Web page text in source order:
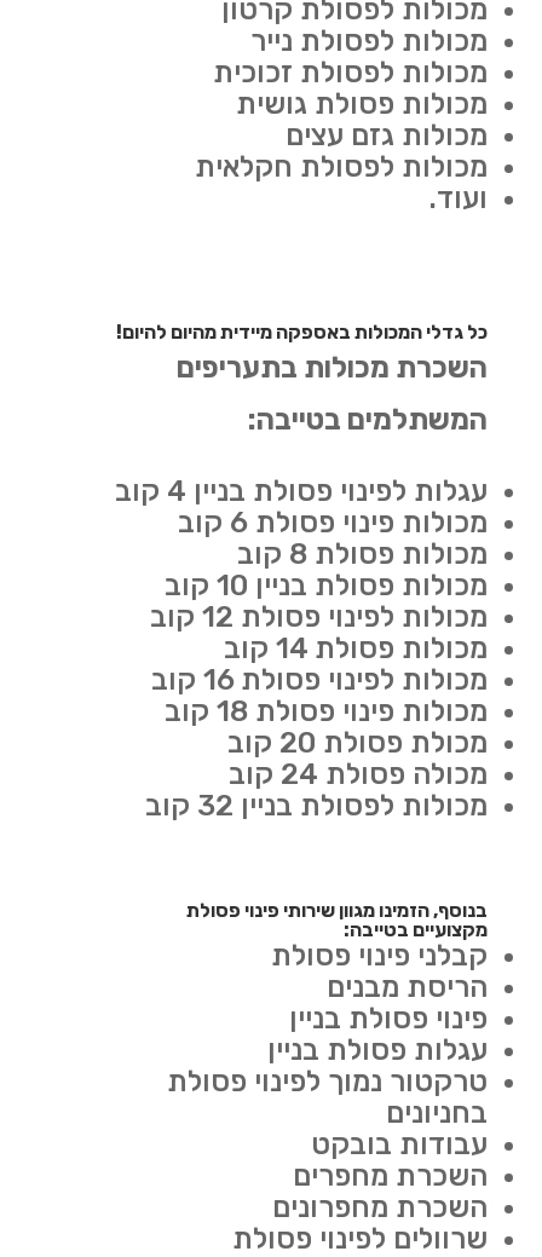
מכולות לפסולת קרטון
מכולות לפסולת נייר
מכולות לפסולת זכוכית
מכולות פסולת גושית
מכולות גזם עצים
מכולות לפסולת חקלאית
ועוד.
כל גדלי המכולות באספקה מיידית מהיום להיום!
השכרת מכולות בתעריפים
המשתלמים בטייבה:
עגלות לפינוי פסולת בניין 4 קוב
מכולות פינוי פסולת 6 קוב
מכולות פסולת 8 קוב
מכולות פסולת בניין 10 קוב
מכולות לפינוי פסולת 12 קוב
מכולות פסולת 14 קוב
מכולות לפינוי פסולת 16 קוב
מכולות פינוי פסולת 18 קוב
מכולת פסולת 20 קוב
מכולה פסולת 24 קוב
מכולות לפסולת בניין 32 קוב
בנוסף, הזמינו מגוון שירותי פינוי פסולת
מקצועיים בטייבה:
קבלני פינוי פסולת
הריסת מבנים
פינוי פסולת בניין
עגלות פסולת בניין
טרקטור נמוך לפינוי פסולת
בחניונים
עבודות בובקט
השכרת מחפרים
השכרת מחפרונים
שרוולים לפינוי פסולת